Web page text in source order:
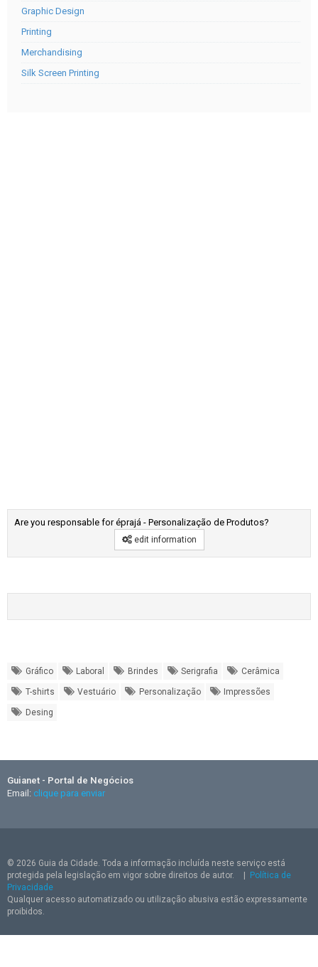
Graphic Design
Printing
Merchandising
Silk Screen Printing
Are you responsable for éprajá - Personalização de Produtos?
edit information
Gráfico Laboral Brindes Serigrafia Cerâmica
T-shirts Vestuário Personalização Impressões
Desing
Guianet - Portal de Negócios
Email: clique para enviar
© 2026 Guia da Cidade. Toda a informação incluída neste serviço está
protegida pela legislação em vigor sobre direitos de autor.
Política de
Privacidade
Qualquer acesso automatizado ou utilização abusiva estão expressamente
proibidos.